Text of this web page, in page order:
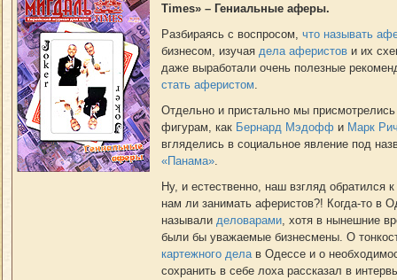
Times» – Гениальные аферы.
Разбираясь с воспросом,что называть
бизнесом, изучаядела аферистов и их
даже выработали очень полезные
стать аферистом.
Отдельно и пристально мы присмотрелись
фигурам, как Бернард Мэдофф и Марк
вгляделись в социальное явление под
«Панама».
Ну, и естественно, наш взгляд обратился
нам ли занимать аферистов?! Когда-то в
называлиделоварами, хотя в нынешние
были бы уважаемые бизнесмены. О
картежного делав Одессе и о
сохранить в себе лоха рассказал в